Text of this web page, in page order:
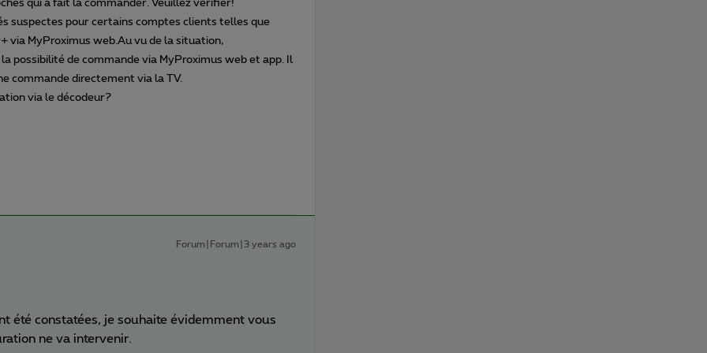
qui a fait la commander. Veuillez vérifier!
suspectes pour certains comptes clients telles que
via MyProximus web.Au vu de la situation,
possibilité de commande via MyProximus web et app. Il
commande directement via la TV.
via le décodeur?
Forum|Forum|3 years ago
été constatées, je souhaite évidemment vous
ne va intervenir.